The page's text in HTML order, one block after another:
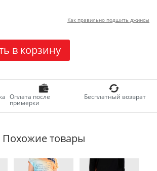
Как правильно подшить джинсы
в корзину
Оплата после
примерки
Бесплатный возврат
Похожие товары